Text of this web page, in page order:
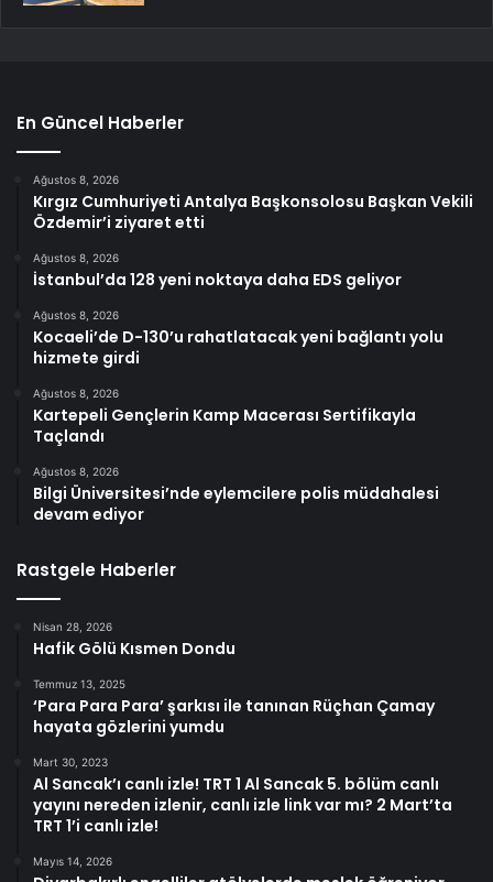
En Güncel Haberler
Ağustos 8, 2026
Kırgız Cumhuriyeti Antalya Başkonsolosu Başkan Vekili
Özdemir’i ziyaret etti
Ağustos 8, 2026
İstanbul’da 128 yeni noktaya daha EDS geliyor
Ağustos 8, 2026
Kocaeli’de D-130’u rahatlatacak yeni bağlantı yolu
hizmete girdi
Ağustos 8, 2026
Kartepeli Gençlerin Kamp Macerası Sertifikayla
Taçlandı
Ağustos 8, 2026
Bilgi Üniversitesi’nde eylemcilere polis müdahalesi
devam ediyor
Rastgele Haberler
Nisan 28, 2026
Hafik Gölü Kısmen Dondu
Temmuz 13, 2025
‘Para Para Para’ şarkısı ile tanınan Rüçhan Çamay
hayata gözlerini yumdu
Mart 30, 2023
Al Sancak’ı canlı izle! TRT 1 Al Sancak 5. bölüm canlı
yayını nereden izlenir, canlı izle link var mı? 2 Mart’ta
TRT 1’i canlı izle!
Mayıs 14, 2026